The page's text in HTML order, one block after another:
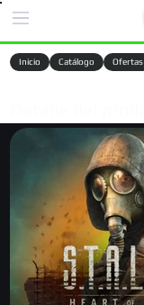
Inicio Catálogo Ofertas